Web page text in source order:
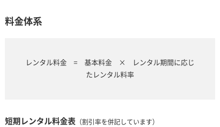
料金体系
レンタル料金 = 基本料金 × レンタル期間に応じ
たレンタル料率
短期レンタル料金表 （割引率を併記しています）